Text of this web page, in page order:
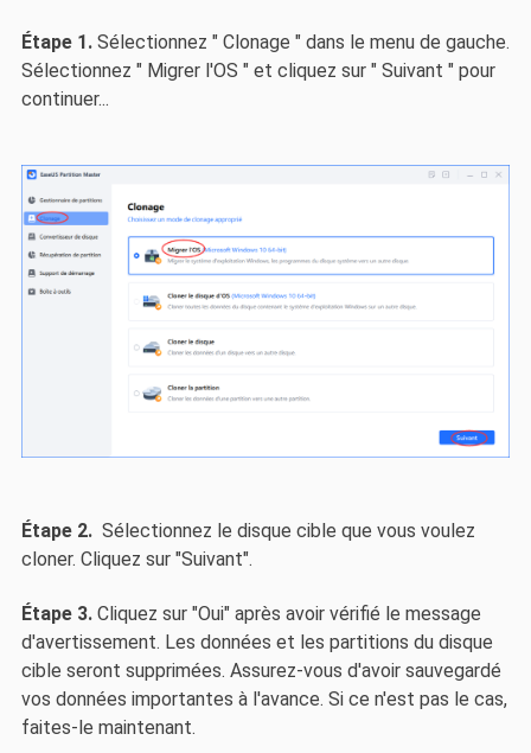
Étape 1. Sélectionnez " Clonage " dans le menu de gauche.
Sélectionnez " Migrer l'OS " et cliquez sur " Suivant " pour
continuer...
Étape 2. Sélectionnez le disque cible que vous voulez
cloner. Cliquez sur "Suivant".
Étape 3.Cliquez sur "Oui" après avoir vérifié le message
d'avertissement. Les données et les partitions du disque
cible seront supprimées. Assurez-vous d'avoir sauvegardé
vos données importantes à l'avance. Si ce n'est pas le cas,
faites-le maintenant.